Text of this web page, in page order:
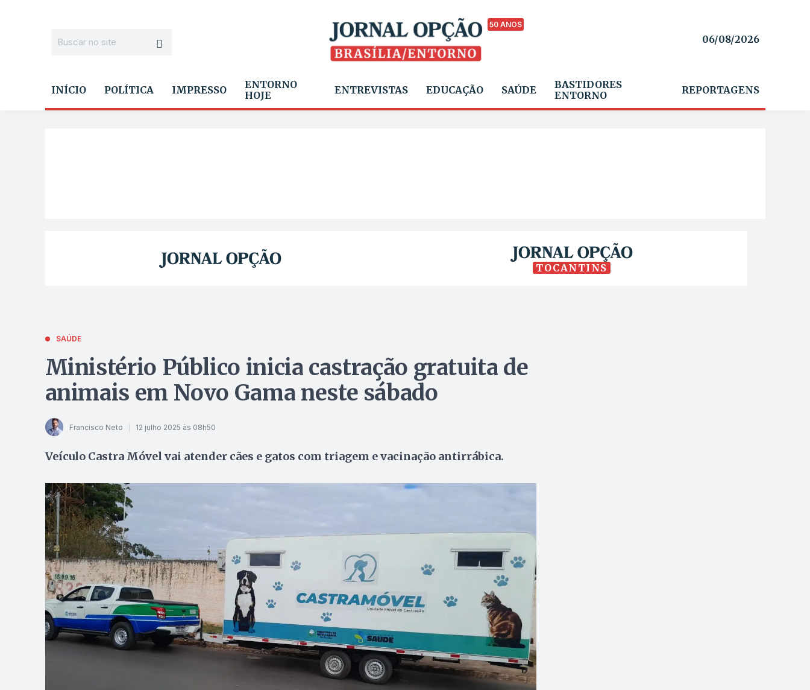
50 ANOS
06/08/2026
INÍCIO POLÍTICA IMPRESSO
ENTORNO
HOJE
ENTREVISTAS EDUCAÇÃO SAÚDE
BASTIDORES
ENTORNO
REPORTAGENS
TOCANTINS
SAÚDE
Ministério Público inicia castração gratuita de
animais em Novo Gama neste sábado
Francisco Neto 12 julho 2025 às 08h50
Veículo Castra Móvel vai atender cães e gatos com triagem e vacinação antirrábica.